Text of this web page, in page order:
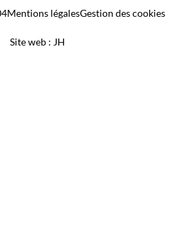
Mentions légalesGestion des cookies
Site web : JH